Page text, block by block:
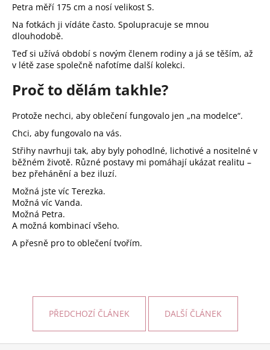
Petra měří 175 cm a nosí velikost S.
Na fotkách ji vídáte často. Spolupracuje se mnou
dlouhodobě.
Teď si užívá období s novým členem rodiny a já se těším, až
v létě zase společně nafotíme další kolekci.
Proč to dělám takhle?
Protože nechci, aby oblečení fungovalo jen „na modelce“.
Chci, aby fungovalo na vás.
Střihy navrhuji tak, aby byly pohodlné, lichotivé a nositelné v
běžném životě. Různé postavy mi pomáhají ukázat realitu –
bez přehánění a bez iluzí.
Možná jste víc Terezka.
Možná víc Vanda.
Možná Petra.
A možná kombinací všeho.
A přesně pro to oblečení tvořím.
PŘEDCHOZÍ ČLÁNEK DALŠÍ ČLÁNEK
o
r
u
č
u
e
e